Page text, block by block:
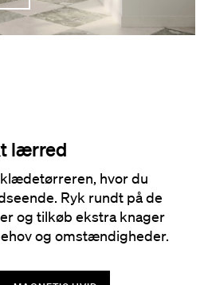
lærred
hvor du
Ryk rundt på de
og tilkøb ekstra knager
og omstændigheder.